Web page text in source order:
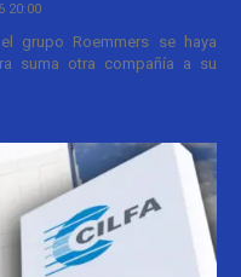
20:00
grupo Roemmers se haya
suma otra compañía a su